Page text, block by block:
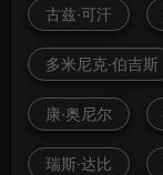
古兹·可汗
多米尼克·伯吉斯
康·奥尼尔
瑞斯·达比